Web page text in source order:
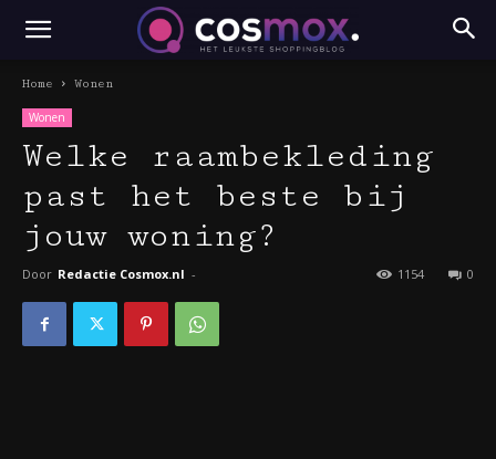
Home Wonen
Wonen
Welke raambekleding
past het beste bij
jouw woning?
Door Redactie Cosmox.nl - 0
1154